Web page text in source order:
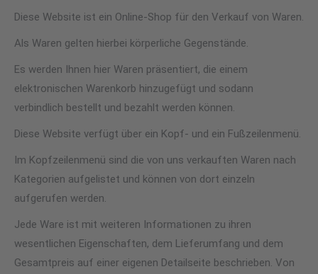
Diese Website ist ein Online-Shop für den Verkauf von Waren.
Als Waren gelten hierbei körperliche Gegenstände.
Es werden Ihnen hier Waren präsentiert, die einem
elektronischen Warenkorb hinzugefügt und sodann
verbindlich bestellt und bezahlt werden können.
Diese Website verfügt über ein Kopf- und ein Fußzeilenmenü.
Im Kopfzeilenmenü sind die von uns verkauften Waren nach
Kategorien aufgelistet und können von dort einzeln
aufgerufen werden.
Jede Ware ist mit weiteren Informationen zu ihren
wesentlichen Eigenschaften, dem Lieferumfang und dem
Gesamtpreis auf einer eigenen Detailseite beschrieben. Von